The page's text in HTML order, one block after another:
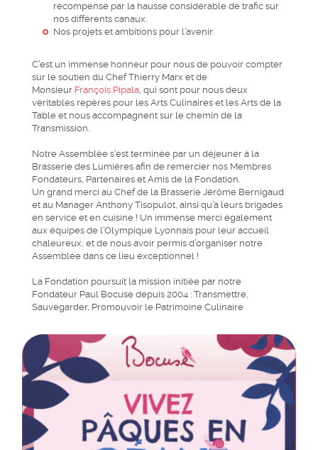
récompensé par la hausse considérable de trafic sur
nos différents canaux.
Nos projets et ambitions pour l’avenir.
C’est un immense honneur pour nous de pouvoir compter
sur le soutien du Chef Thierry Marx et de
Monsieur François Pipala, qui sont pour nous deux
véritables repères pour les Arts Culinaires et les Arts de la
Table et nous accompagnent sur le chemin de la
Transmission.
Notre Assemblée s’est terminée par un déjeuner à la
Brasserie des Lumières afin de remercier nos Membres
Fondateurs, Partenaires et Amis de la Fondation.
Un grand merci au Chef de la Brasserie Jérôme Bernigaud
et au Manager Anthony Tisopulot, ainsi qu’à leurs brigades
en service et en cuisine ! Un immense merci également
aux équipes de l’Olympique Lyonnais pour leur accueil
chaleureux, et de nous avoir permis d’organiser notre
Assemblée dans ce lieu exceptionnel !
La Fondation poursuit la mission initiée par notre
Fondateur Paul Bocuse depuis 2004 : Transmettre,
Sauvegarder, Promouvoir le Patrimoine Culinaire